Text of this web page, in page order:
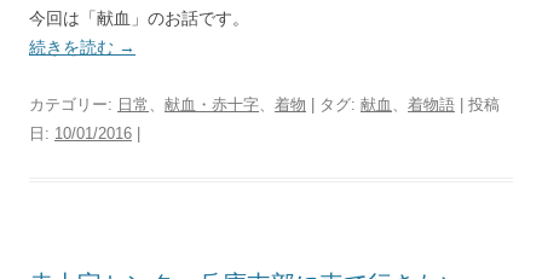
今回は「献血」のお話です。
続きを読む →
カテゴリー: 日常、 献血・赤十字、 着物 | タグ: 献血 、 着物語 | 投稿
日: 10/01/2016